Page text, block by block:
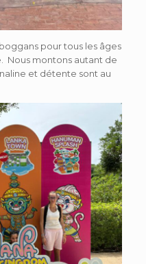
pour tous les âges
Nous montons autant de
et détente sont au